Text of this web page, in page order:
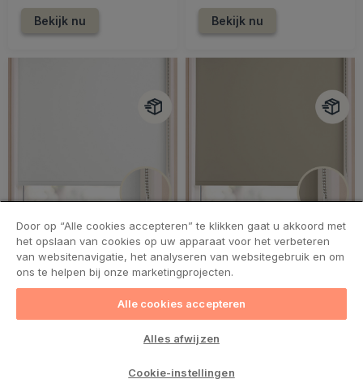
Bekijk nu Bekijk nu
BASIC
Express gerecycled
rolgordijn stalen
Express gerecycled
rolgordijn stalen
ketting
Zand
Door op “Alle cookies accepteren” te klikken gaat u akkoord met
het opslaan van cookies op uw apparaat voor het verbeteren
van websitenavigatie, het analyseren van websitegebruik en om
ons te helpen bij onze marketingprojecten.
Alle cookies accepteren
Alles afwijzen
Cookie-instellingen